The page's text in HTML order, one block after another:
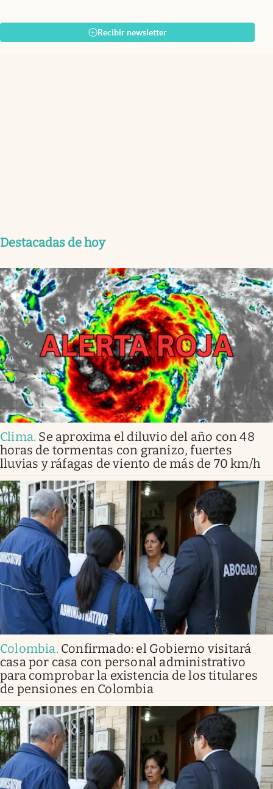
Recibir newsletter
Destacadas de hoy
Clima. Se aproxima el diluvio del año con 48
horas de tormentas con granizo, fuertes
lluvias y ráfagas de viento de más de 70 km/h
Colombia. Confirmado: el Gobierno visitará
casa por casa con personal administrativo
para comprobar la existencia de los titulares
de pensiones en Colombia